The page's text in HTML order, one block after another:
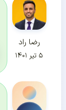
رضا راد
۵ تیر ۱۴۰۱